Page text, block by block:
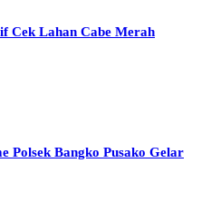
Cek Lahan Cabe Merah
Polsek Bangko Pusako Gelar